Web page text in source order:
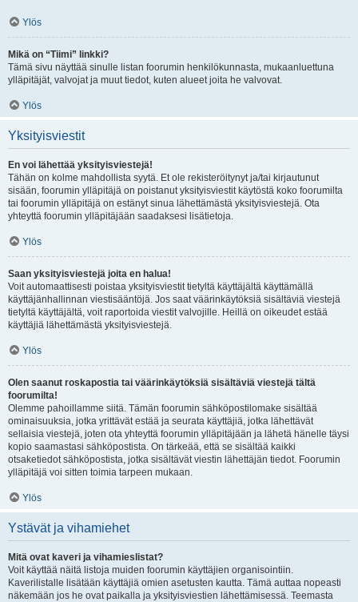
Ylös
Mikä on “Tiimi” linkki?
Tämä sivu näyttää sinulle listan foorumin henkilökunnasta, mukaanluettuna
ylläpitäjät, valvojat ja muut tiedot, kuten alueet joita he valvovat.
Ylös
Yksityisviestit
En voi lähettää yksityisviestejä!
Tähän on kolme mahdollista syytä. Et ole rekisteröitynyt ja/tai kirjautunut
sisään, foorumin ylläpitäjä on poistanut yksityisviestit käytöstä koko foorumilta
tai foorumin ylläpitäjä on estänyt sinua lähettämästä yksityisviestejä. Ota
yhteyttä foorumin ylläpitäjään saadaksesi lisätietoja.
Ylös
Saan yksityisviestejä joita en halua!
Voit automaattisesti poistaa yksityisviestit tietyltä käyttäjältä käyttämällä
käyttäjänhallinnan viestisääntöjä. Jos saat väärinkäytöksiä sisältäviä viestejä
tietyltä käyttäjältä, voit raportoida viestit valvojille. Heillä on oikeudet estää
käyttäjiä lähettämästä yksityisviestejä.
Ylös
Olen saanut roskapostia tai väärinkäytöksiä sisältäviä viestejä tältä
foorumilta!
Olemme pahoillamme siitä. Tämän foorumin sähköpostilomake sisältää
ominaisuuksia, jotka yrittävät estää ja seurata käyttäjiä, jotka lähettävät
sellaisia viestejä, joten ota yhteyttä foorumin ylläpitäjään ja lähetä hänelle täysi
kopio saamastasi sähköpostista. On tärkeää, että se sisältää kaikki
otsaketiedot sähköpostista, jotka sisältävät viestin lähettäjän tiedot. Foorumin
ylläpitäjä voi sitten toimia tarpeen mukaan.
Ylös
Ystävät ja vihamiehet
Mitä ovat kaveri ja vihamieslistat?
Voit käyttää näitä listoja muiden foorumin käyttäjien organisointiin.
Kaverilistalle lisätään käyttäjiä omien asetusten kautta. Tämä auttaa nopeasti
näkemään jos he ovat paikalla ja yksityisviestien lähettämisessä. Teemasta